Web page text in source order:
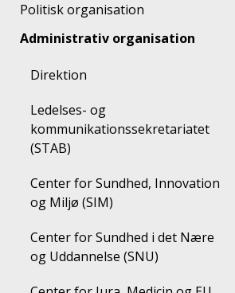
Politisk organisation
Administrativ organisation
Direktion
Ledelses- og
kommunikationssekretariatet
(STAB)
Center for Sundhed, Innovation
og Miljø (SIM)
Center for Sundhed i det Nære
og Uddannelse (SNU)